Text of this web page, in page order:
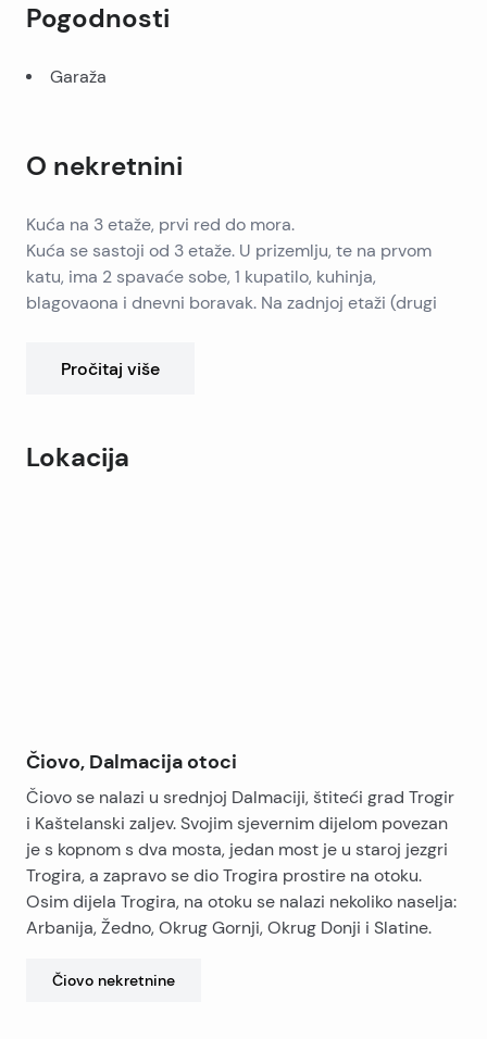
Pogodnosti
Garaža
O nekretnini
Kuća na 3 etaže, prvi red do mora.
Kuća se sastoji od 3 etaže. U prizemlju, te na prvom
katu, ima 2 spavaće sobe, 1 kupatilo, kuhinja,
blagovaona i dnevni boravak. Na zadnjoj etaži (drugi
zemljišta nekretnine je 500 m2.
Pročitaj više
Lokacija
Čiovo, Dalmacija otoci
Čiovo se nalazi u srednjoj Dalmaciji, štiteći grad Trogir
i Kaštelanski zaljev. Svojim sjevernim dijelom povezan
je s kopnom s dva mosta, jedan most je u staroj jezgri
Trogira, a zapravo se dio Trogira prostire na otoku.
Osim dijela Trogira, na otoku se nalazi nekoliko naselja:
Arbanija, Žedno, Okrug Gornji, Okrug Donji i Slatine.
Čiovo nekretnine